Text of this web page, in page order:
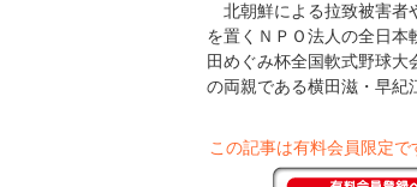
北朝鮮による拉致被害者
を置くＮＰＯ法人の全日
田めぐみ杯全国軟式野球
の両親である横田滋・早紀
この記事は有料会員限定で